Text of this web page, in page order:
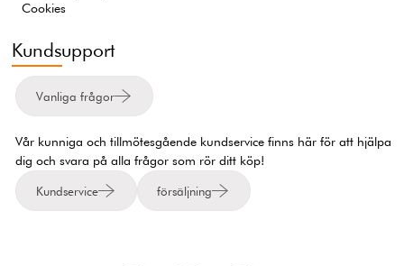
Cookies
Kundsupport
Vanliga frågor
Vår kunniga och tillmötesgående kundservice finns här för att hjälpa
dig och svara på alla frågor som rör ditt köp!
Kundservice försäljning